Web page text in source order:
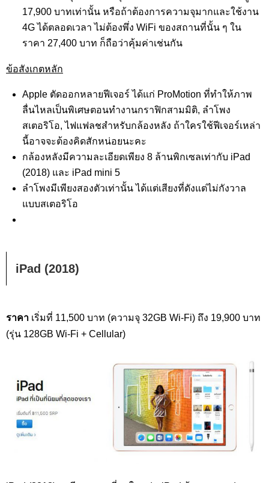
17,900 บาทเท่านั้น หรือถ้าต้องการความจุมากและใช้งาน
4G ได้ตลอดเวลา ไม่ต้องพึ่ง WiFi ของสถานที่นั้น ๆ ใน
ราคา 27,400 บาท ก็ถือว่าคุ้มค่าเช่นกัน
ข้อสังเกตหลัก
Apple ตัดออกหลายฟีเจอร์ ได้แก่ ProMotion ที่ทำให้ภาพ
ลื่นไหลเป็นพิเศษตอนทำงานกราฟิกสามมิติ, ลำโพง
สเตอริโอ, ไฟแฟลชสำหรับกล้องหลัง ถ้าใครใช้ฟีเจอร์เหล่า
นี้อาจจะต้องคิดสักหน่อยนะคะ
กล้องหลังมีความละเอียดเพียง 8 ล้านพิกเซลเท่ากับ iPad
(2018) และ iPad mini 5
ลำโพงมีเพียงสองตัวเท่านั้น ได้แต่เสียงที่ดังแต่ไม่กังวาล
แบบสเตอริโอ
iPad (2018)
ราคา เริ่มที่ 11,500 บาท (ความจุ 32GB Wi-Fi) ถึง 19,900 บาท
(รุ่น 128GB Wi-Fi + Cellular)